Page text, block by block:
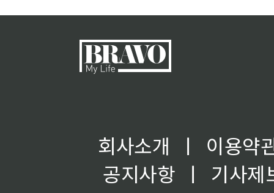
회사소개 ㅣ
이용약
공지사항
ㅣ
기사제